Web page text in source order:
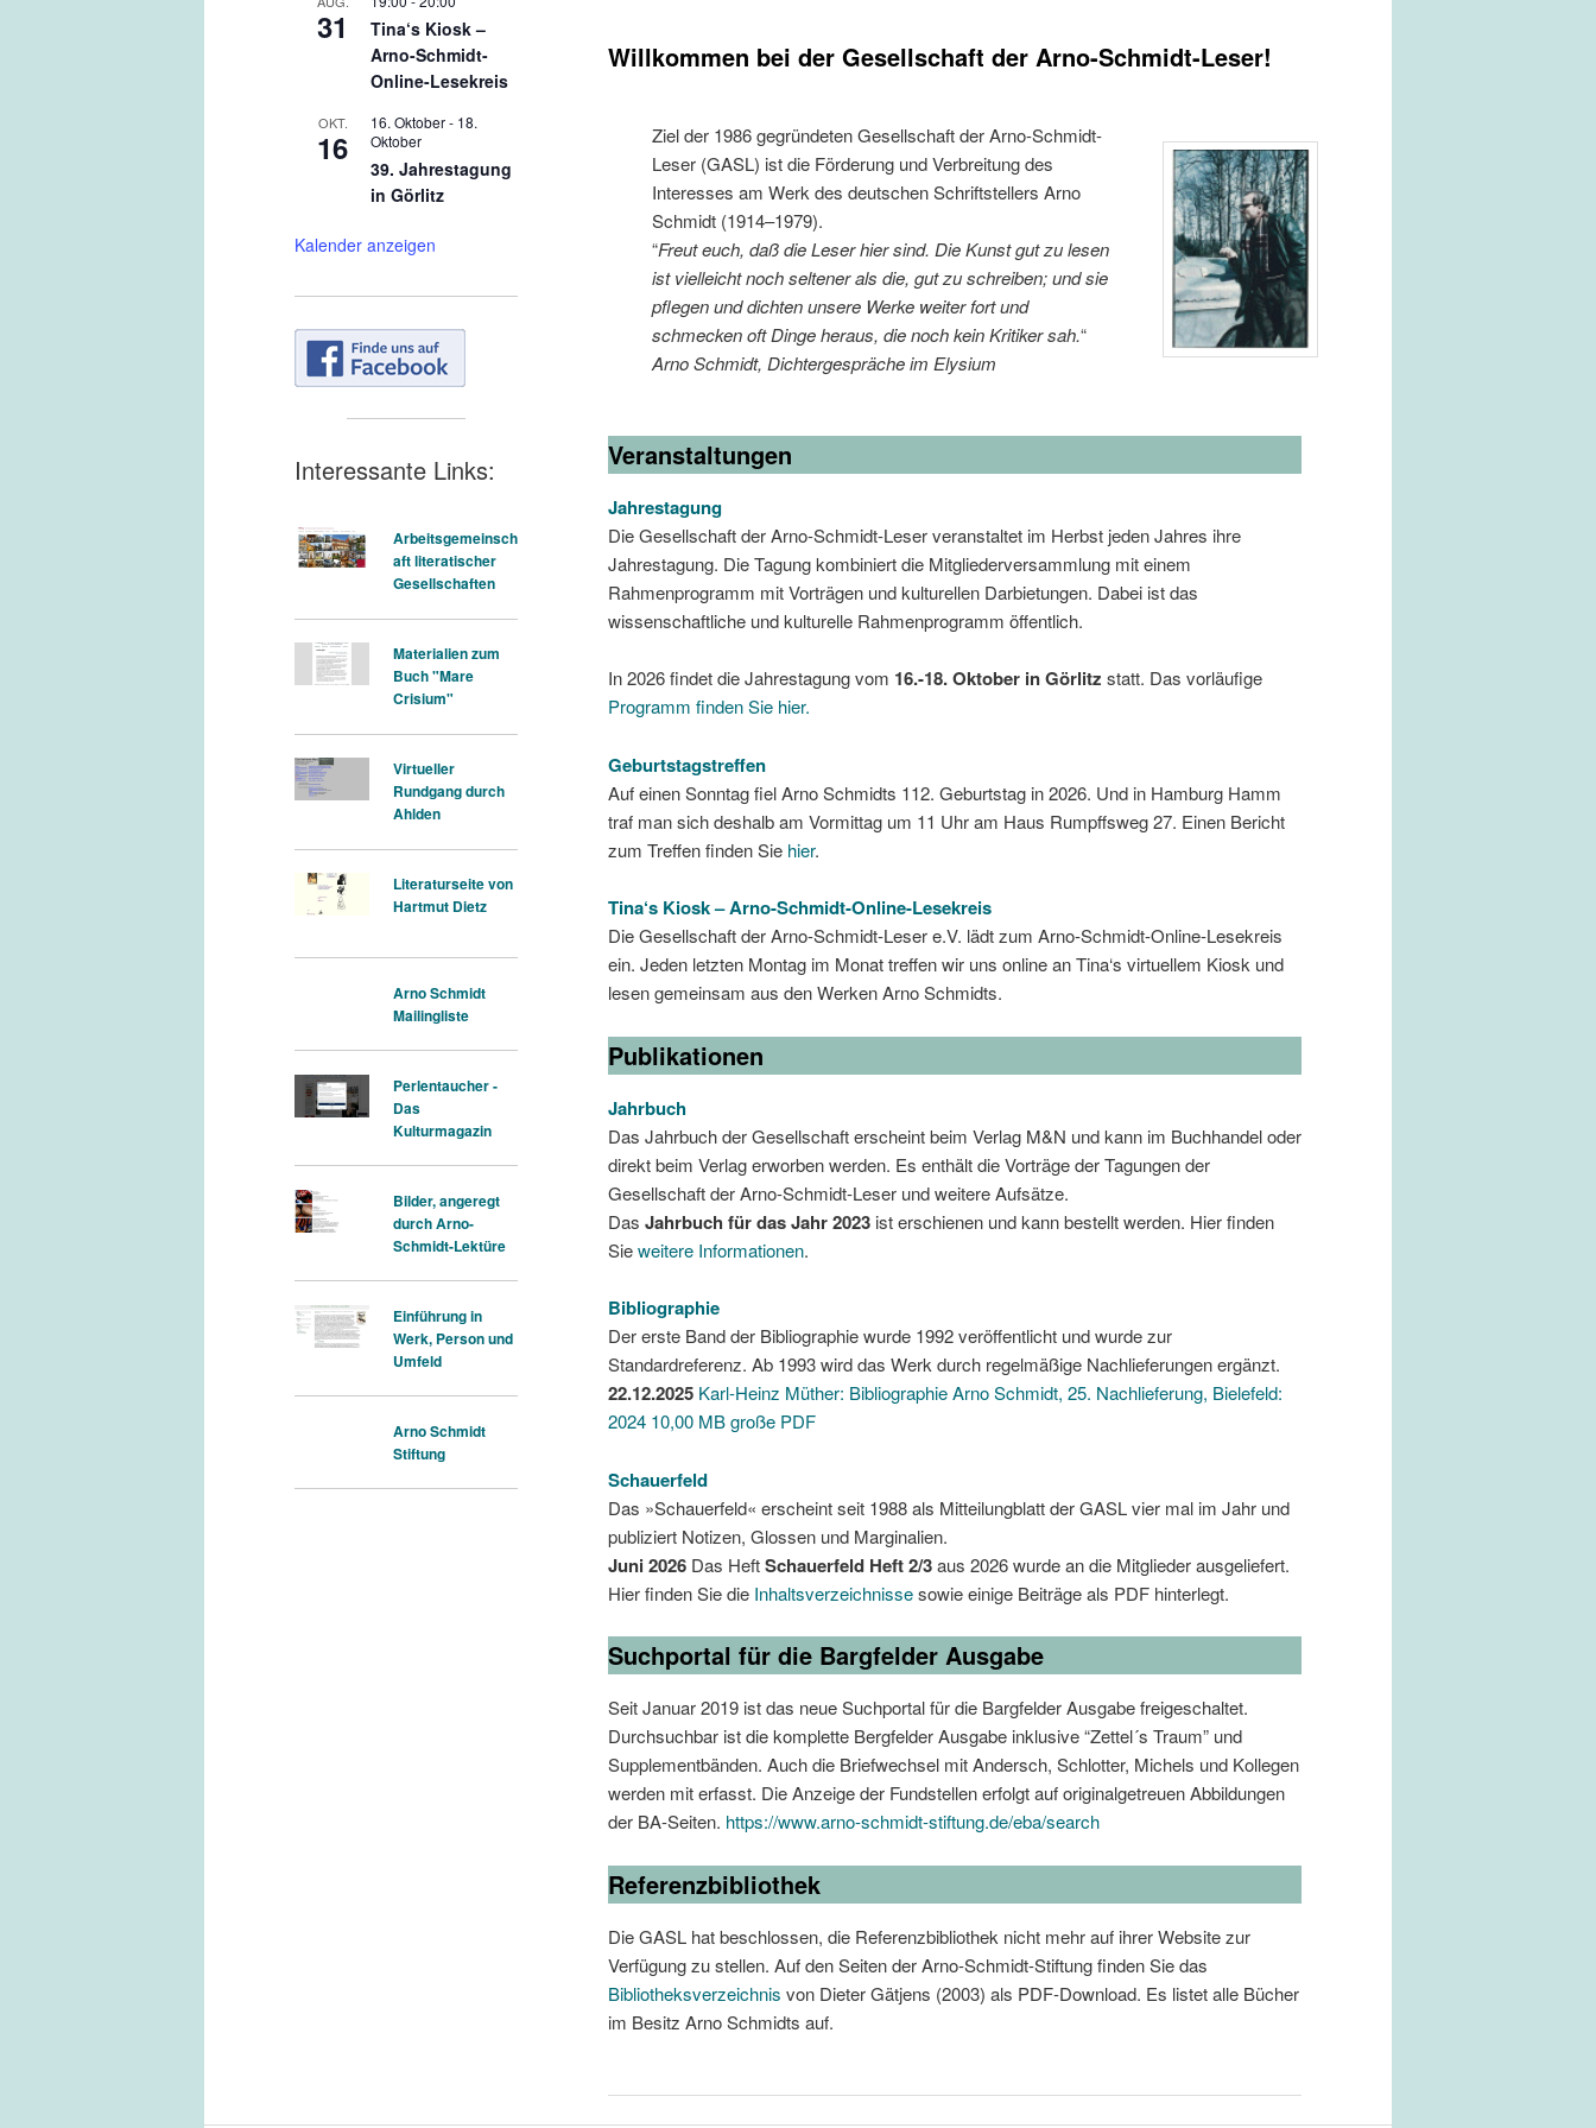
Willkommen bei der Gesellschaft der Arno-Schmidt-Leser!
Ziel der 1986 gegründeten Gesellschaft der Arno-Schmidt-
Leser (GASL) ist die Förderung und Verbreitung des
Interesses am Werk des deutschen Schriftstellers Arno
Schmidt (1914–1979).
“Freut euch, daß die Leser hier sind. Die Kunst gut zu lesen
ist vielleicht noch seltener als die, gut zu schreiben; und sie
pflegen und dichten unsere Werke weiter fort und
schmecken oft Dinge heraus, die noch kein Kritiker sah.“
Arno Schmidt, Dichtergespräche im Elysium
Veranstaltungen
Jahrestagung
Die Gesellschaft der Arno-Schmidt-Leser veranstaltet im Herbst jeden Jahres ihre
Jahrestagung. Die Tagung kombiniert die Mitgliederversammlung mit einem
Rahmenprogramm mit Vorträgen und kulturellen Darbietungen. Dabei ist das
wissenschaftliche und kulturelle Rahmenprogramm öffentlich.
In 2026 findet die Jahrestagung vom 16.-18. Oktober in Görlitz statt. Das vorläufige
Programm finden Sie hier.
Geburtstagstreffen
Auf einen Sonntag fiel Arno Schmidts 112. Geburtstag in 2026. Und in Hamburg Hamm
traf man sich deshalb am Vormittag um 11 Uhr am Haus Rumpffsweg 27. Einen Bericht
zum Treffen finden Sie hier.
Tina‘s Kiosk – Arno-Schmidt-Online-Lesekreis
Die Gesellschaft der Arno-Schmidt-Leser e.V. lädt zum Arno-Schmidt-Online-Lesekreis
ein. Jeden letzten Montag im Monat treffen wir uns online an Tina‘s virtuellem Kiosk und
lesen gemeinsam aus den Werken Arno Schmidts.
Publikationen
Jahrbuch
Das Jahrbuch der Gesellschaft erscheint beim Verlag M&N und kann im Buchhandel oder
direkt beim Verlag erworben werden. Es enthält die Vorträge der Tagungen der
Gesellschaft der Arno-Schmidt-Leser und weitere Aufsätze.
Das Jahrbuch für das Jahr 2023 ist erschienen und kann bestellt werden. Hier finden
Sieweitere Informationen.
Bibliographie
Der erste Band der Bibliographie wurde 1992 veröffentlicht und wurde zur
Standardreferenz. Ab 1993 wird das Werk durch regelmäßige Nachlieferungen ergänzt.
22.12.2025 Karl-Heinz Müther: Bibliographie Arno Schmidt, 25. Nachlieferung, Bielefeld:
2024 10,00 MB große PDF
Schauerfeld
Das »Schauerfeld« erscheint seit 1988 als Mitteilungblatt der GASL vier mal im Jahr und
publiziert Notizen, Glossen und Marginalien.
Juni 2026 Das HeftSchauerfeld Heft 2/3aus 2026 wurde an die Mitglieder ausgeliefert.
Hier finden Sie die Inhaltsverzeichnissesowie einige Beiträge als PDF hinterlegt.
Suchportal für die Bargfelder Ausgabe
Seit Januar 2019 ist das neue Suchportal für die Bargfelder Ausgabe freigeschaltet.
Durchsuchbar ist die komplette Bergfelder Ausgabe inklusive “Zettel´s Traum” und
Supplementbänden. Auch die Briefwechsel mit Andersch, Schlotter, Michels und Kollegen
werden mit erfasst. Die Anzeige der Fundstellen erfolgt auf originalgetreuen Abbildungen
der BA-Seiten. https://www.arno-schmidt-stiftung.de/eba/search
Referenzbibliothek
Die GASL hat beschlossen, die Referenzbibliothek nicht mehr auf ihrer Website zur
Verfügung zu stellen. Auf den Seiten der Arno-Schmidt-Stiftung finden Sie das
Bibliotheksverzeichnis von Dieter Gätjens (2003) als PDF-Download. Es listet alle Bücher
im Besitz Arno Schmidts auf.
31
Tina‘s Kiosk –
Arno-Schmidt-
Online-Lesekreis
OKT.
16
16. Oktober- 18.
Oktober
39. Jahrestagung
in Görlitz
Kalender anzeigen
Interessante Links:
Arbeitsgemeinsch
aft literatischer
Gesellschaften
Materialien zum
Buch "Mare
Crisium"
Virtueller
Rundgang durch
Ahlden
Literaturseite von
Hartmut Dietz
Arno Schmidt
Mailingliste
Perlentaucher -
Das
Kulturmagazin
Bilder, angeregt
durch Arno-
Schmidt-Lektüre
Einführung in
Werk, Person und
Umfeld
Arno Schmidt
Stiftung